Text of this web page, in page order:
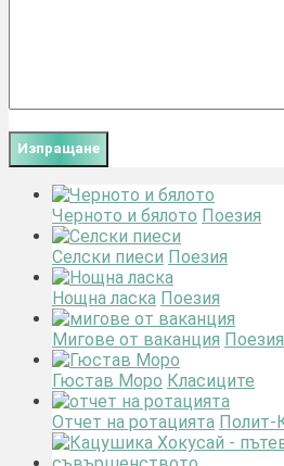
Черното и бялото Поезия
Селски пиеси Поезия
Нощна ласка Поезия
Мигове от ваканция Поезия
Гюстав Моро Класиците
Отчет на ротацията Полит-